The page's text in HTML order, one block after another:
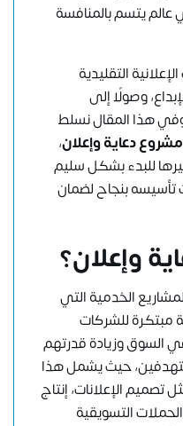
عالم يتسم بالمنافسة
التقليدية
وصولًا إلى
هذا المقال نسلط
مشروع دعاية وإعلان،
للبدء بشكل سليم
تأسيسه بنجاح لضمان
وإعلان؟
الخدمية التي
مبتكرة للشركات
السوق وزيادة قدرتهم
حيث يشمل هذا
الإعلانات، إنتاج
الحملات التسويقية